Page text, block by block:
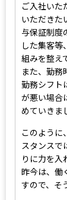
ご入社いた
いただきた
与保証制度
した集客
組みを整え
また、勤務
勤務シフト
が悪い場合
めていきま
このように
スタンスで
りに力を入
昨今は、働
すので、そ